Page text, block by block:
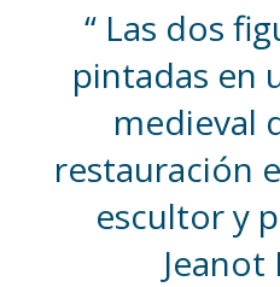
Las dos
pintadas en
medieval
restauración
escultor y
Jeanot